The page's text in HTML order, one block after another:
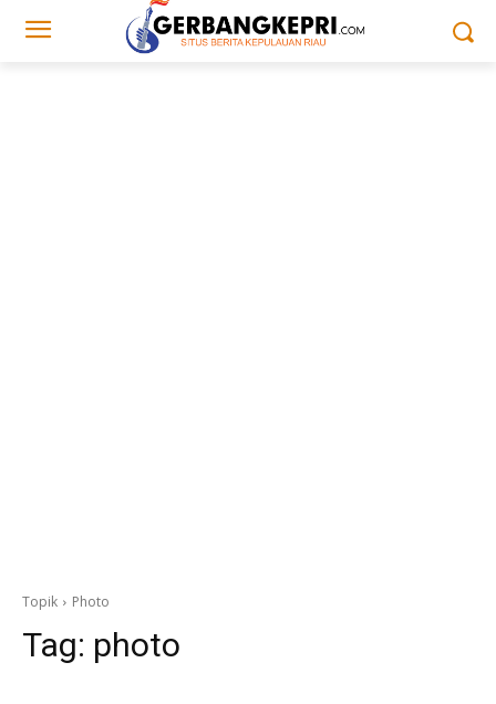
Topik Photo
Tag: photo